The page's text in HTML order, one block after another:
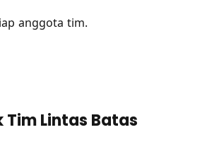
anggota tim.
Tim Lintas Batas